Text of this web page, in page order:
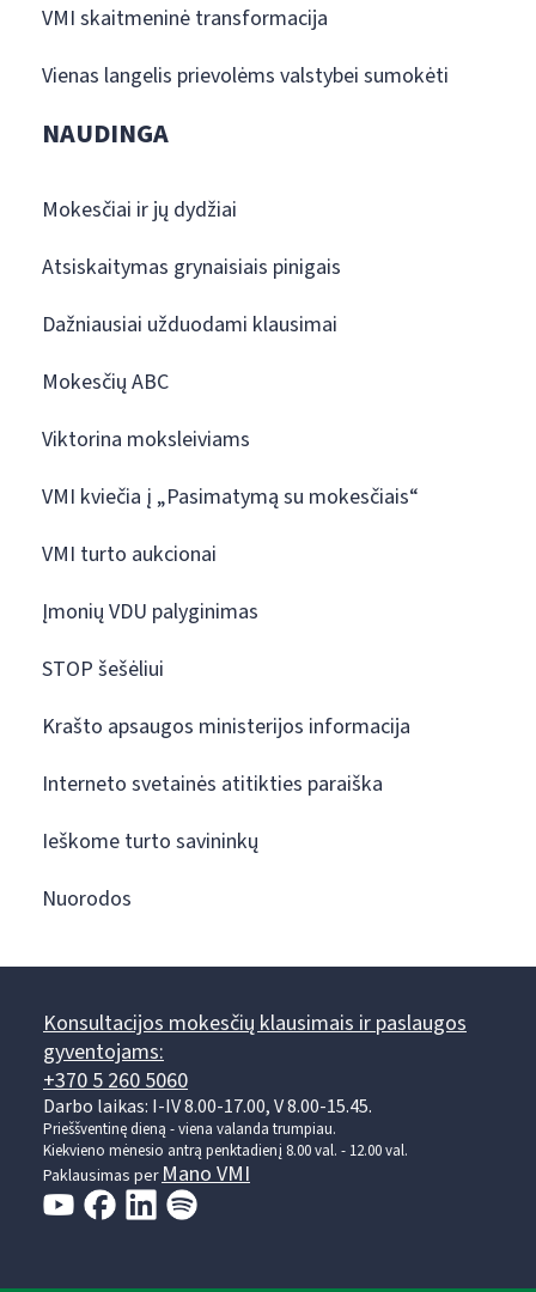
VMI skaitmeninė transformacija
Vienas langelis prievolėms valstybei sumokėti
NAUDINGA
Mokesčiai ir jų dydžiai
Atsiskaitymas grynaisiais pinigais
Dažniausiai užduodami klausimai
Mokesčių ABC
Viktorina moksleiviams
VMI kviečia į „Pasimatymą su mokesčiais“
VMI turto aukcionai
Įmonių VDU palyginimas
STOP šešėliui
Krašto apsaugos ministerijos informacija
Interneto svetainės atitikties paraiška
Ieškome turto savininkų
Nuorodos
Konsultacijos mokesčių klausimais ir paslaugos
gyventojams:
+370 5 260 5060
Darbo laikas: I-IV 8.00-17.00, V 8.00-15.45.
Prieššventinę dieną - viena valanda trumpiau.
Kiekvieno mėnesio antrą penktadienį 8.00 val. - 12.00 val.
Paklausimas per Mano VMI